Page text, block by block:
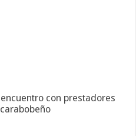
con prestadores